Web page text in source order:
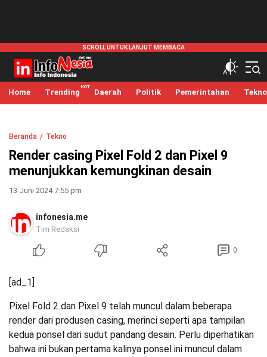
infonesia.me
Info Indonesia
Home Trending Daerah Politik Pemerintahan Tekno
Beranda Tekno
Render casing Pixel Fold 2 dan Pixel 9
menunjukkan kemungkinan desain
13 Juni 2024 7:55 pm
infonesia.me
Tim Redaksi
0
[ad_1]
Pixel Fold 2 dan Pixel 9 telah muncul dalam beberapa
render dari produsen casing, merinci seperti apa tampilan
kedua ponsel dari sudut pandang desain. Perlu diperhatikan
bahwa ini bukan pertama kalinya ponsel ini muncul dalam